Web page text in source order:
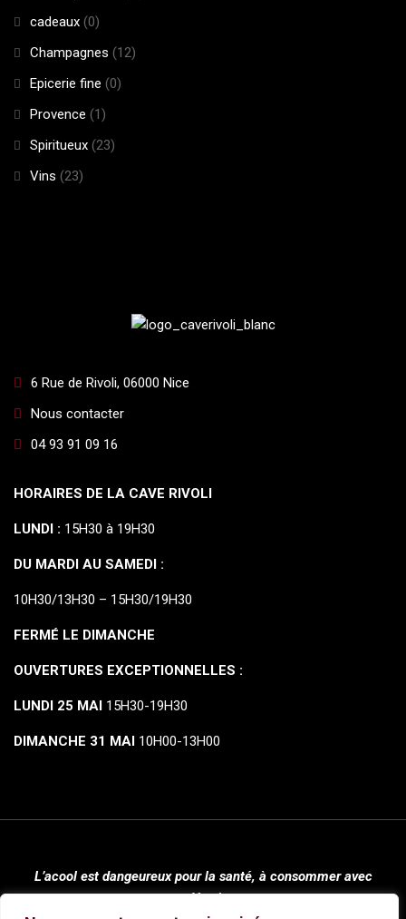
cadeaux (0)
Champagnes (12)
Epicerie fine (0)
Provence (1)
Spiritueux (23)
Vins (23)
6 Rue de Rivoli, 06000 Nice
Nous contacter
04 93 91 09 16
HORAIRES DE LA CAVE RIVOLI
LUNDI : 15H30 à 19H30
DU MARDI AU SAMEDI :
10H30/13H30 – 15H30/19H30
FERMÉ LE DIMANCHE
OUVERTURES EXCEPTIONNELLES :
LUNDI 25 MAI 15H30-19H30
DIMANCHE 31 MAI 10H00-13H00
L’acool est dangeureux pour la santé, à consommer avec
modération.